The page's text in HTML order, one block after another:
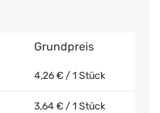
Grundpreis
4,26 € / 1 Stück
3,64 € / 1 Stück